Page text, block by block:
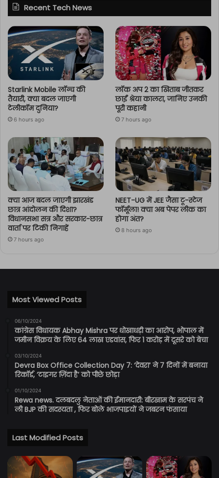
Recent Tech News
Starlink Mobile लॉन्च की
तैयारी, क्या बदल जाएगी
टेलीकॉम दुनिया?
6 hours ago
लॉक अप 2 का खिताब जीतकर
छाईं श्रेया कालरा, जानिए उनकी
पूरी कहानी
7 hours ago
क्या आज बदल जाएगी झारखंड
छात्र आंदोलन की दिशा?
विधानसभा सत्र और सरकार-छात्र
वार्ता पर टिकी निगाहें
7 hours ago
NEET-UG में JEE जैसा टू-स्टेज
फॉर्मूला! क्या अब पेपर लीक का
होगा अंत?
8 hours ago
Most Viewed Posts
06/10/2024
कांग्रेस विधायक Abhay Mishra पर धोखाधड़ी का आरोप, भोपाल में
जमीन विक्रय के लिए 64 लाख एडवांस, फिर 1 करोड़ में दूसरे को बेचा
03/10/2024
Devra Box Office Collection Day 7: ‘देवरा’ ने 7 दिनों में बनाया
रिकॉर्ड, ‘टाइगर ज़िंदा है’ को पीछे छोड़ा
01/10/2024
Rewa news. दलबदलु नेताओं की ईमानदारी: बीरखाम के सरपंच ने
ली BJP की सदस्यता , फिर बोले भाजपाइयों ने जबरन फंसाया
Last Modified Posts